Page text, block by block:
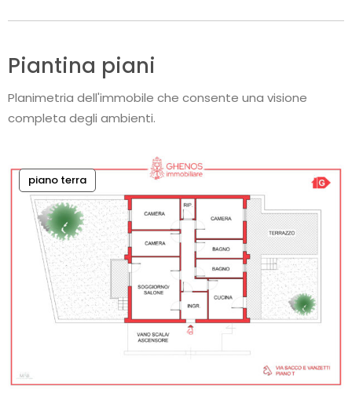
Piantina piani
Planimetria dell'immobile che consente una visione
completa degli ambienti.
piano terra